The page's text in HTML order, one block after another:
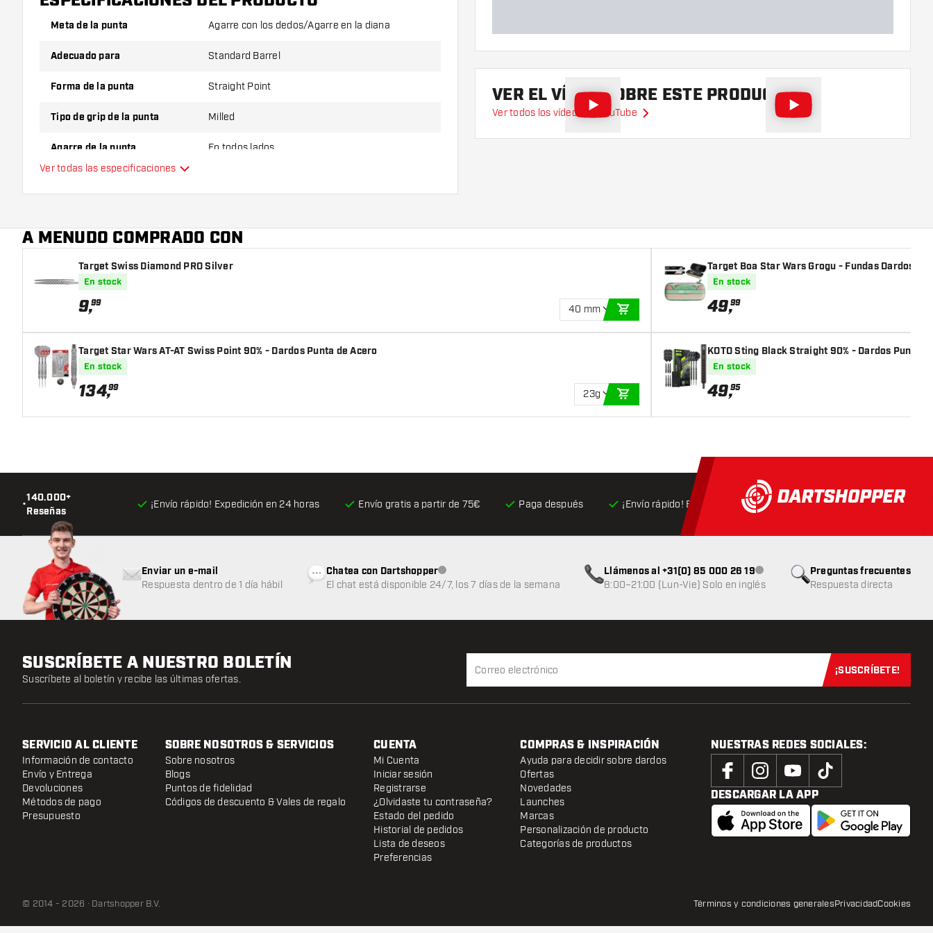
Meta de la punta Agarre con los dedos/Agarre en la diana
Adecuado para Standard Barrel
Forma de la punta Straight Point
Tipo de grip de la punta Milled
Agarre de la punta En todos lados
Longitud de la punta
Ver todas las especificaciones
VER EL VÍDEO SOBRE ESTE PRODUCTO
Ver todos los vídeos en YouTube
A MENUDO COMPRADO CON
Target Swiss Diamond PRO Silver
En stock
9,99
40 mm
Target Star Wars AT-AT Swiss Point 90% - Dardos Punta de Acero
En stock
134,99
23g
Target Boa Star Wars Grogu - Fundas Dardos
En stock
49,99
KOTO Sting Black Straight 90% - Dardos Punta
En stock
49,95
•
140.000+
Reseñas
¡Envío rápido! Expedición en 24 horas Envío gratis a partir de 75€ Paga después ¡Envío rápido! Expedición en 24 horas Envío gratisa partir
Preguntas frecuentes
Respuesta directa
Enviar un e-mail
Respuesta dentro de 1 día hábil
Chatea con DartshopperAtención al cliente no disponible
El chat está disponible 24/7, los 7 días de la semana
Llámenos al +31(0) 85 000 26 19Atención al cliente no disponible
8:00–21:00 (Lun-Vie) Solo en inglés
SUSCRÍBETE A NUESTRO BOLETÍN
Suscríbete al boletín y recibe las últimas ofertas.
Suscríbete
¡SUSCRÍBETE!
SERVICIO AL CLIENTE
Información de contacto
Envío y Entrega
Devoluciones
Métodos de pago
Presupuesto
SOBRE NOSOTROS & SERVICIOS
Sobre nosotros
Blogs
Puntos de fidelidad
Códigos de descuento & Vales de regalo
CUENTA
Mi Cuenta
Iniciar sesión
Registrarse
¿Olvidaste tu contraseña?
Estado del pedido
Historial de pedidos
Lista de deseos
Preferencias
COMPRAS & INSPIRACIÓN
Ayuda para decidir sobre dardos
Ofertas
Novedades
Launches
Marcas
Personalización de producto
Categorías de productos
NUESTRAS REDES SOCIALES:
DESCARGAR LA APP
© 2014 - 2026 · Dartshopper B.V. Términos y condiciones generalesPrivacidadCookies